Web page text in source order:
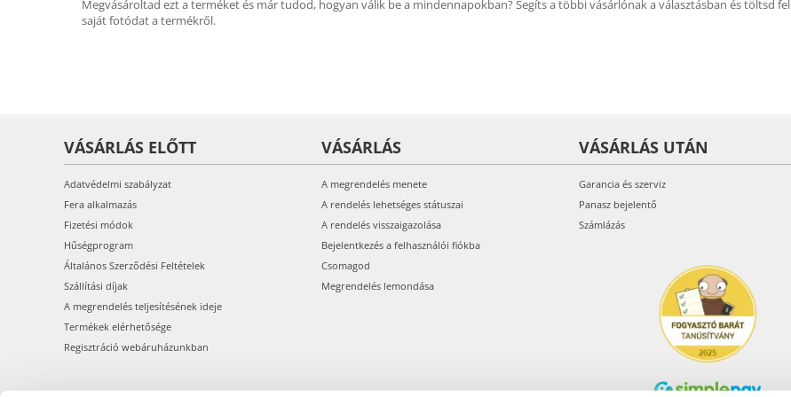
Megvásároltad ezt a terméket és már tudod, hogyan válik be a mindennapokban? Segíts a többi vásárlónak a választásban és töltsd fel
saját fotódat a termékről.
VÁSÁRLÁS ELŐTT
Adatvédelmi szabályzat
Fera alkalmazás
Fizetési módok
Hűségprogram
Általános Szerződési Feltételek
Szállítási díjak
A megrendelés teljesítésének ideje
Termékek elérhetősége
Regisztráció webáruházunkban
VÁSÁRLÁS
A megrendelés menete
A rendelés lehetséges státuszai
A rendelés visszaigazolása
Bejelentkezés a felhasználói fiókba
Csomagod
Megrendelés lemondása
VÁSÁRLÁS UTÁN
Garancia és szerviz
Panasz bejelentő
Számlázás